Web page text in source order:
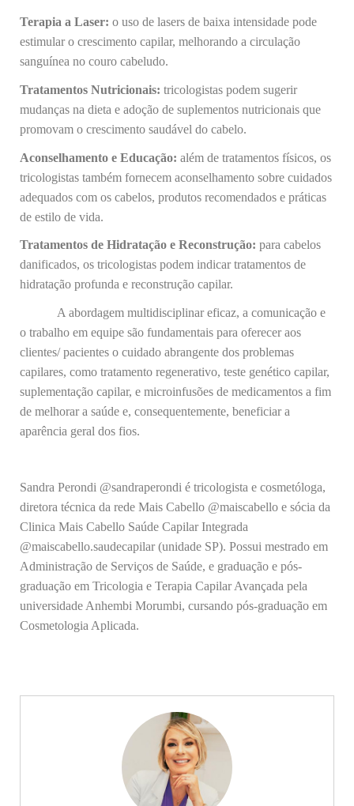
Terapia a Laser: o uso de lasers de baixa intensidade pode
estimular o crescimento capilar, melhorando a circulação
sanguínea no couro cabeludo.
Tratamentos Nutricionais: tricologistas podem sugerir
mudanças na dieta e adoção de suplementos nutricionais que
promovam o crescimento saudável do cabelo.
Aconselhamento e Educação: além de tratamentos físicos, os
tricologistas também fornecem aconselhamento sobre cuidados
adequados com os cabelos, produtos recomendados e práticas
de estilo de vida.
Tratamentos de Hidratação e Reconstrução: para cabelos
danificados, os tricologistas podem indicar tratamentos de
hidratação profunda e reconstrução capilar.
A abordagem multidisciplinar eficaz, a comunicação e
o trabalho em equipe são fundamentais para oferecer aos
clientes/ pacientes o cuidado abrangente dos problemas
capilares, como tratamento regenerativo, teste genético capilar,
suplementação capilar, e microinfusões de medicamentos a fim
de melhorar a saúde e, consequentemente, beneficiar a
aparência geral dos fios.
Sandra Perondi @sandraperondi é tricologista e cosmetóloga,
diretora técnica da rede Mais Cabello @maiscabello e sócia da
Clinica Mais Cabello Saúde Capilar Integrada
@maiscabello.saudecapilar (unidade SP). Possui mestrado em
Administração de Serviços de Saúde, e graduação e pós-
graduação em Tricologia e Terapia Capilar Avançada pela
universidade Anhembi Morumbi, cursando pós-graduação em
Cosmetologia Aplicada.